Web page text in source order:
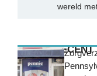
wereld
MEEST RECENT